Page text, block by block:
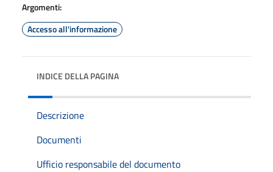
Argomenti:
Accesso all'informazione
INDICE DELLA PAGINA
Descrizione
Documenti
Ufficio responsabile del documento